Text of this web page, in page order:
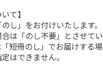
て】
し」をお付けいたします。
は「のし不要」とさせてい
短冊のし」でお届けする場
はできません。